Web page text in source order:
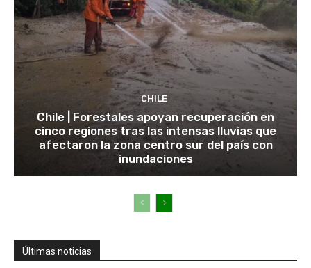
CHILE
Chile | Forestales apoyan recuperación en
cinco regiones tras las intensas lluvias que
afectaron la zona centro sur del país con
inundaciones
Últimas noticias